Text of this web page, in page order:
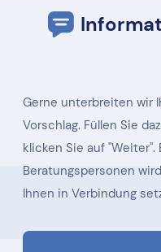
Gerne unterbreiten wir
Vorschlag. Füllen Sie
klicken Sie auf "Weiter".
Beratungspersonen
Ihnen in Verbindung